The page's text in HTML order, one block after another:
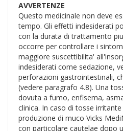
AVVERTENZE
Questo medicinale non deve
tempo. Gli effetti indesiderati
con la durata di trattamento
occorre per controllare i
maggiore suscettibilita'
indesiderati come sedazione,
perforazioni gastrointestinali,
(vedere paragrafo 4.8). Una
dovuta a fumo, enfisema,
clinica. In caso di tosse
produzione di muco Vicks
con particolare cautelae dopo